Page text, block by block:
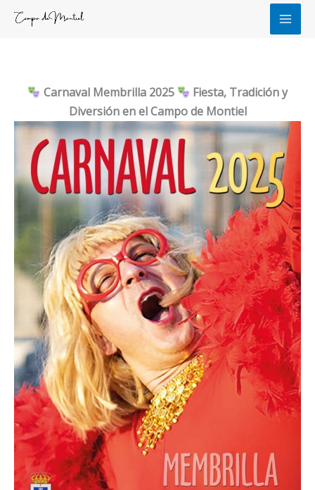
Carnaval Membrilla 2025
Fiesta, Tradición y
Diversión en el Campo de Montiel